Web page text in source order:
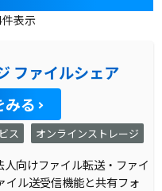
表示
ファイルシェア
みる
ス オンラインストレージ
向けファイル転送・ファイ
イル送受信機能と共有フォ